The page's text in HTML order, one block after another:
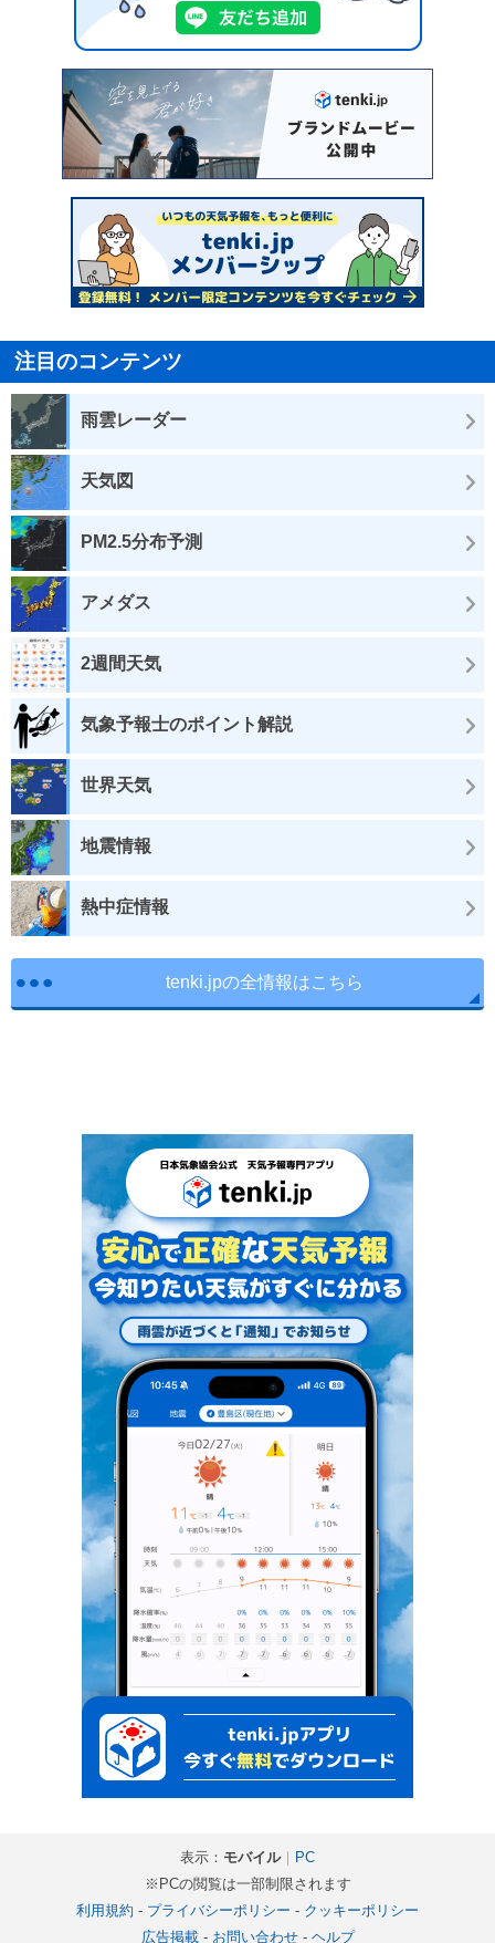
注目のコンテンツ
雨雲レーダー
天気図
PM2.5分布予測
アメダス
2週間天気
気象予報士のポイント解説
世界天気
地震情報
熱中症情報
tenki.jpの全情報はこちら
表示： モバイル｜
PC
※PCの閲覧は一部制限されます
利用規約 - プライバシーポリシー - クッキーポリシー
広告掲載- お問い合わせ- ヘルプ